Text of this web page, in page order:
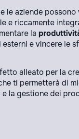
le aziende
e riccamente
la
e vincere le
alleato per la
ti permetterà di
la gestione dei